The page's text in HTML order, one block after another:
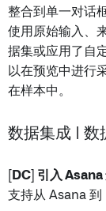
整合到单一对话
使用原始输入、
据集或应用了自
以在预览中进行
在样本中。
数据集成 | 数
[DC] 引入
支持从 Asana 到